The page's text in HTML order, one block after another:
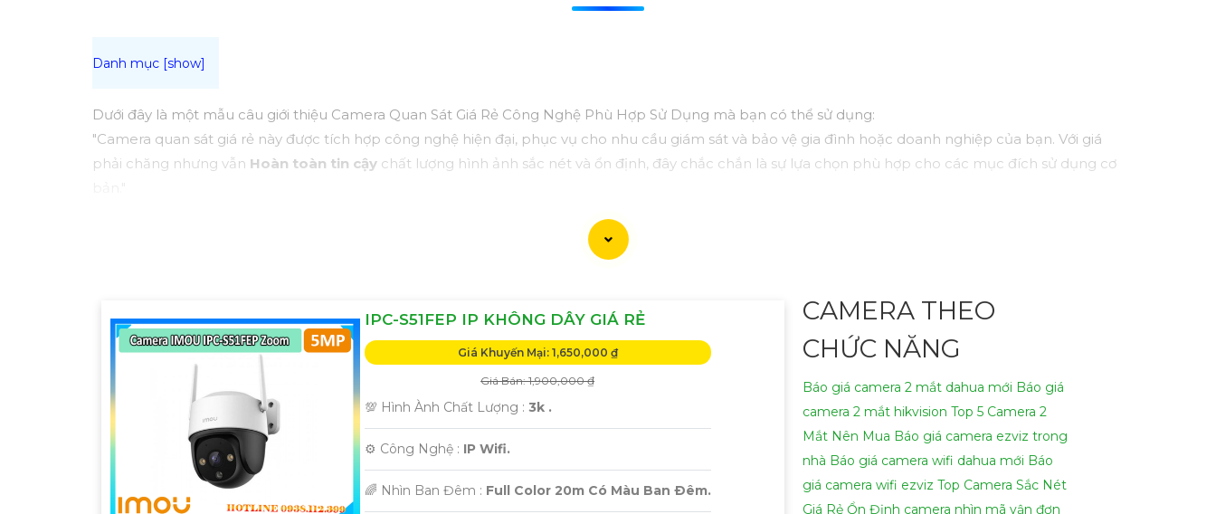
Dưới đây là một mẫu câu giới thiệu Camera Quan Sát Giá Rẻ Công Nghệ Phù Hợp Sử Dụng mà bạn có thể sử dụng:
"Camera quan sát giá rẻ này được tích hợp công nghệ hiện đại, phục vụ cho nhu cầu giám sát và bảo vệ gia đình hoặc doanh nghiệp của bạn. Với giá
phải chăng nhưng vẫn Hoàn toàn tin cậy chất lượng hình ảnh sắc nét và ổn định, đây chắc chắn là sự lựa chọn phù hợp cho các mục đích sử dụng cơ
IPC-S51FEP IP KHÔNG DÂY GIÁ RẺ
Giá Khuyến Mại: 1,650,000 ₫
Giá Bán: 1,900,000 ₫
💯 Hình Ành Chất Lượng : 3k .
⚙ Công Nghệ : IP Wifi.
🌈 Nhìn Ban Đêm : Full Color 20m Có Màu Ban Ðêm.
CAMERA THEO
CHỨC NĂNG
Báo giá camera 2 mắt dahua mới Báo giá
camera 2 mắt hikvision Top 5 Camera 2
Mắt Nên Mua Báo giá camera ezviz trong
nhà Báo giá camera wifi dahua mới Báo
giá camera wifi ezviz Top Camera Sắc Nét
Giá Rẻ Ổn Định camera nhìn mã vận đơn